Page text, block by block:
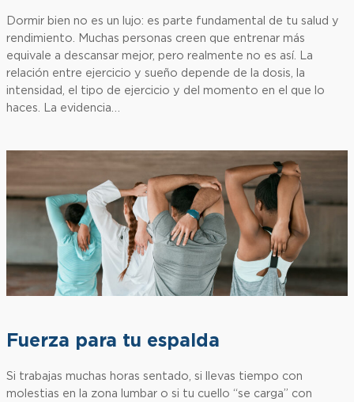
Dormir bien no es un lujo: es parte fundamental de tu salud y
rendimiento. Muchas personas creen que entrenar más
equivale a descansar mejor, pero realmente no es así. La
relación entre ejercicio y sueño depende de la dosis, la
intensidad, el tipo de ejercicio y del momento en el que lo
haces. La evidencia…
Fuerza para tu espalda
Si trabajas muchas horas sentado, si llevas tiempo con
molestias en la zona lumbar o si tu cuello “se carga” con